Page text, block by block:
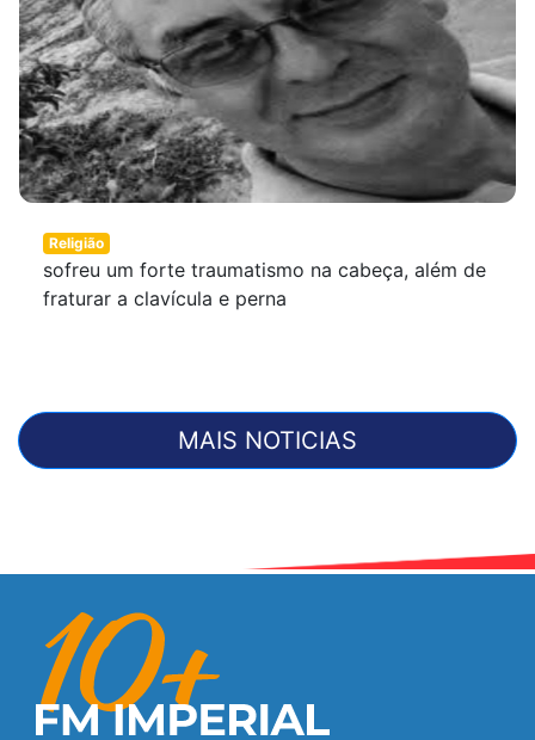
Religião
sofreu um forte traumatismo na cabeça, além de
fraturar a clavícula e perna
MAIS NOTICIAS